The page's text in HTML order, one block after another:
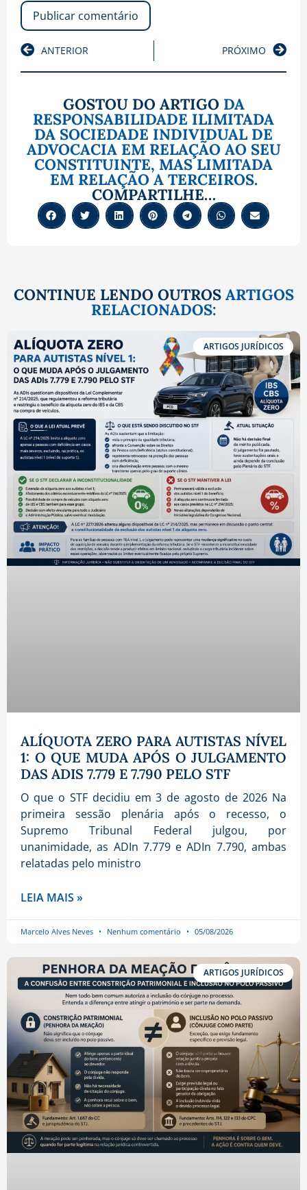
ANTERIOR PRÓXIMO
GOSTOU DO ARTIGO DA
RESPONSABILIDADE ILIMITADA
DA SOCIEDADE INDIVIDUAL DE
ADVOCACIA EM RELAÇÃO AO SEU
CONSTITUINTE, MAS LIMITADA
EM RELAÇÃO A TERCEIROS.
COMPARTILHE…
CONTINUE LENDO OUTROS ARTIGOS
RELACIONADOS:
ARTIGOS JURÍDICOS
ALÍQUOTA ZERO PARA AUTISTAS NÍVEL
1: O QUE MUDA APÓS O JULGAMENTO
DAS ADIS 7.779 E 7.790 PELO STF
O que o STF decidiu em 3 de agosto de 2026 Na
primeira sessão plenária após o recesso, o
Supremo Tribunal Federal julgou, por
unanimidade, as ADIn 7.779 e ADIn 7.790, ambas
relatadas pelo ministro
LEIA MAIS »
Marcelo Alves Neves Nenhum comentário 05/08/2026
ARTIGOS JURÍDICOS